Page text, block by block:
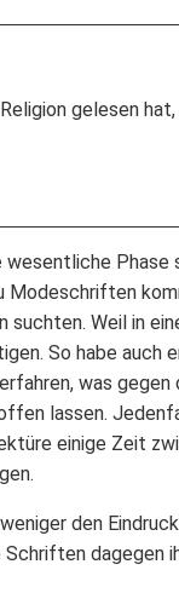
gelesen
Phase
suchten. Weil in
So habe auch
was
lassen.
einige Zeit
den
dagegen